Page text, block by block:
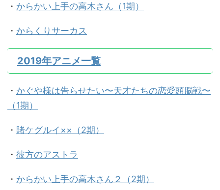
・ からかい上手の高木さん（1期）
・ からくりサーカス
2019年アニメ一覧
・ かぐや様は告らせたい〜天才たちの恋愛頭脳戦〜
（1期）
・ 賭ケグルイ××（2期）
・ 彼方のアストラ
・ からかい上手の高木さん２（2期）